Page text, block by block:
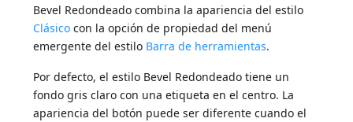
Bevel Redondeado combina la apariencia del estilo
Clásico con la opción de propiedad del menú
emergente del estilo Barra de herramientas.
Por defecto, el estilo Bevel Redondeado tiene un
fondo gris claro con una etiqueta en el centro. La
apariencia del botón puede ser diferente cuando el